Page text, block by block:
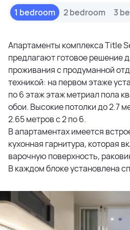
1 bedroom 2 bedroom 3
Апартаменты комплекса Title
предлагают готовое решение
проживания с продуманной
техникой: на первом этаже
по 6 этаж этаж метриал пола
обои. Высокие потолки до 2.7
2.65 метров с 2 по 6.
В апартаментах имеется
кухонная гарнитура, которая
варочную поверхность,
В каждом блоке установлена